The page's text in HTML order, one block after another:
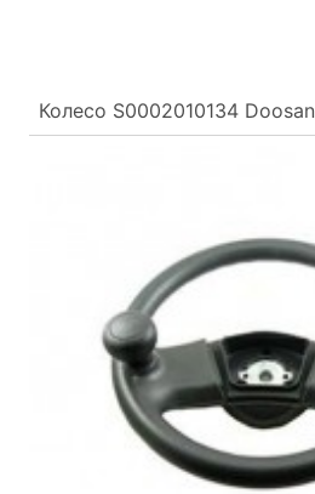
Колесо S0002010134 Doosan